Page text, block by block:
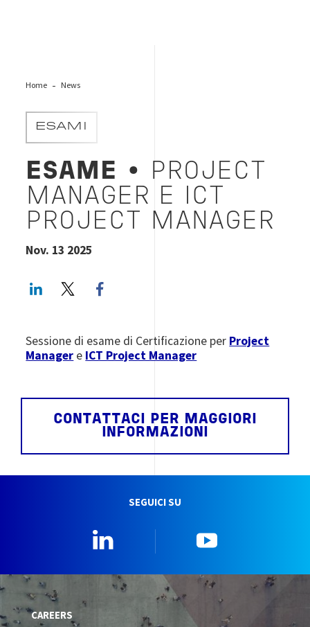
Home News
ESAMI
ESAME
• PROJECT
MANAGER E ICT
PROJECT MANAGER
Nov. 13 2025
LinkedInTwitter
Sessione di esame di Certificazione per Project
Manager e ICT Project Manager
CONTATTACI PER MAGGIORI
INFORMAZIONI
SEGUICI SU
CAREERS